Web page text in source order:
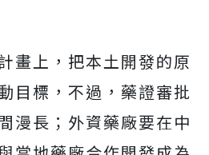
畫上，把本土開發的原
目標，不過，藥證審批
漫長；外資藥廠要在中